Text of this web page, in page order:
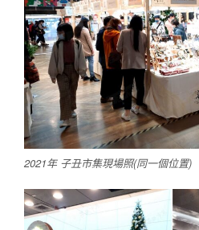
2021年 子丑市集現場照(同一個位置)